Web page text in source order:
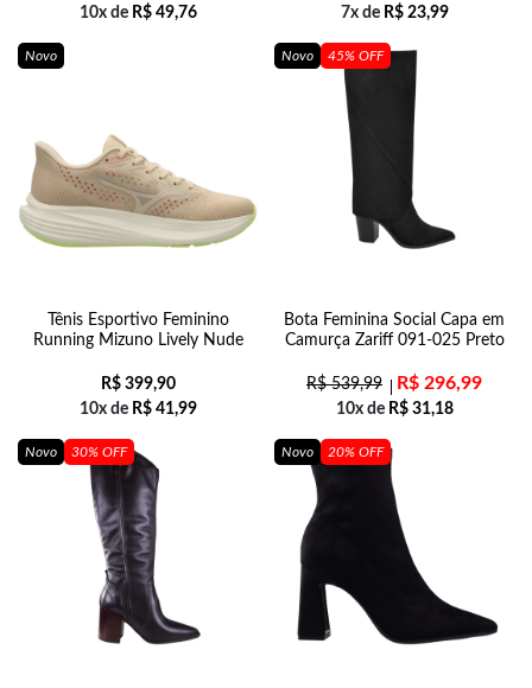
10x de R$49,76
7x de R$23,99
Novo
Tênis Esportivo Feminino
Running Mizuno Lively Nude
R$399,90
10x de R$41,99
Novo 45% OFF
Bota Feminina Social Capa em
Camurça Zariff 091-025 Preto
R$539,99 R$ 296,99
10x de R$31,18
Novo 30% OFF Novo 20% OFF